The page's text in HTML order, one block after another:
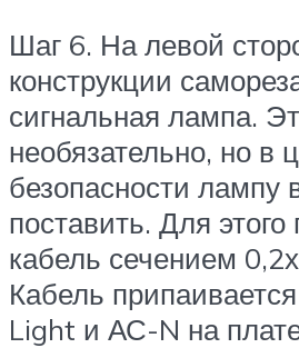
Шаг 6. На левой
конструкции
сигнальная лампа.
необязательно, но в
безопасности лампу
поставить. Для этого
кабель сечением
Кабель
Light и АС-N на